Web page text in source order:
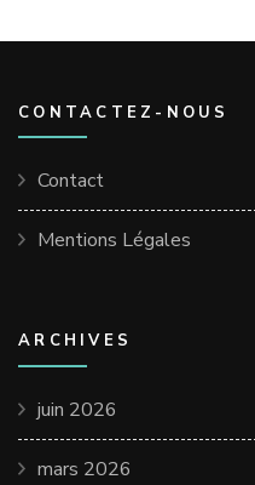
CONTACTEZ-NOUS
Contact
Mentions Légales
ARCHIVES
juin 2026
mars 2026